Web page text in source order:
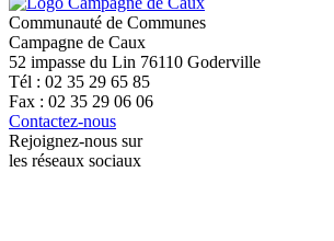
Communauté de Communes
Campagne de Caux
52 impasse du Lin 76110 Goderville
Tél : 02 35 29 65 85
Fax : 02 35 29 06 06
Contactez-nous
Rejoignez-nous sur
les réseaux sociaux